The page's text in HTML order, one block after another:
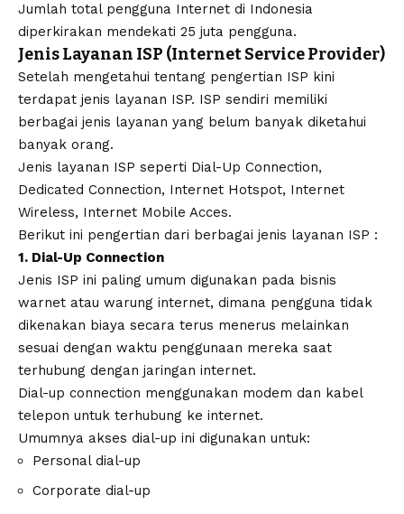
Jumlah total pengguna Internet di Indonesia
diperkirakan mendekati 25 juta pengguna.
Jenis Layanan ISP (Internet Service Provider)
Setelah mengetahui tentang pengertian ISP kini
terdapat jenis layanan ISP. ISP sendiri memiliki
berbagai jenis layanan yang belum banyak diketahui
banyak orang.
Jenis layanan ISP seperti Dial-Up Connection,
Dedicated Connection, Internet Hotspot, Internet
Wireless, Internet Mobile Acces.
Berikut ini pengertian dari berbagai jenis layanan ISP :
1. Dial-Up Connection
Jenis ISP ini paling umum digunakan pada bisnis
warnet atau warung internet, dimana pengguna tidak
dikenakan biaya secara terus menerus melainkan
sesuai dengan waktu penggunaan mereka saat
terhubung dengan jaringan internet.
Dial-up connection menggunakan modem dan kabel
telepon untuk terhubung ke internet.
Umumnya akses dial-up ini digunakan untuk:
Personal dial-up
Corporate dial-up